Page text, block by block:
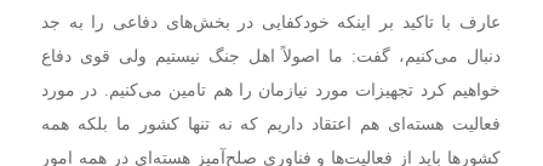
عارف با تاکید بر اینکه خودکفایی در بخش‌های دفاعی را به جد
دنبال می‌کنیم، گفت: ما اصولاً اهل جنگ نیستیم ولی قوی دفاع
خواهیم کرد تجهیزات مورد نیازمان را هم تامین می‌کنیم. در مورد
فعالیت هسته‌ای هم اعتقاد داریم که نه تنها کشور ما بلکه همه
کشورها باید از فعالیت‌ها و فناوری صلح‌آمیز هسته‌ای در همه امور